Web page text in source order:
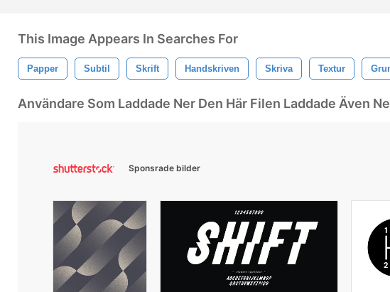
This Image Appears In Searches For
Papper Subtil Skrift Handskriven Skriva Textur
Användare Som Laddade Ner Den Här Filen Laddade Även
Sponsrade bilder